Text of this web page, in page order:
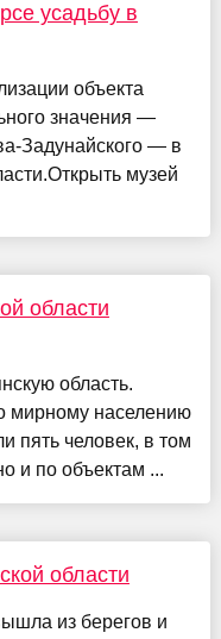
усадьбу в
объекта
значения —
Задунайского — в
музей
области
область.
мирному населению
пять человек, в том
и по объектам ...
области
из берегов и